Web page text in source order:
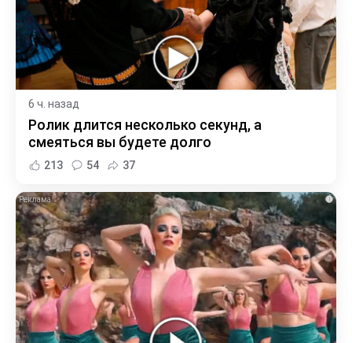
6 ч. назад
Ролик длится несколько секунд, а
смеяться вы будете долго
213 54 37
i